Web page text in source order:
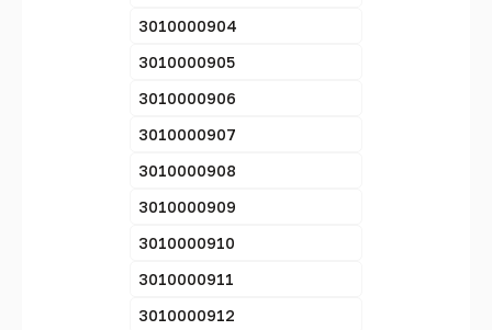
3010000904
3010000905
3010000906
3010000907
3010000908
3010000909
3010000910
3010000911
3010000912